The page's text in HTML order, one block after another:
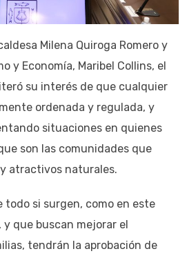
Milena Quiroga Romero y
y Economía, Maribel Collins, el
su interés de que cualquier
ordenada y regulada, y
situaciones en quienes
son las comunidades que
atractivos naturales.
todo si surgen, como en este
que buscan mejorar el
tendrán la aprobación de